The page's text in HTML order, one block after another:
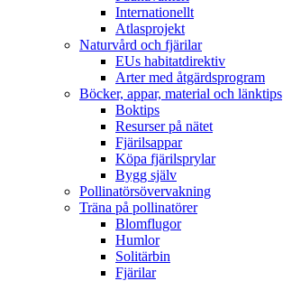
Internationellt
Atlasprojekt
Naturvård och fjärilar
EUs habitatdirektiv
Arter med åtgärdsprogram
Böcker, appar, material och länktips
Boktips
Resurser på nätet
Fjärilsappar
Köpa fjärilsprylar
Bygg själv
Pollinatörsövervakning
Träna på pollinatörer
Blomflugor
Humlor
Solitärbin
Fjärilar